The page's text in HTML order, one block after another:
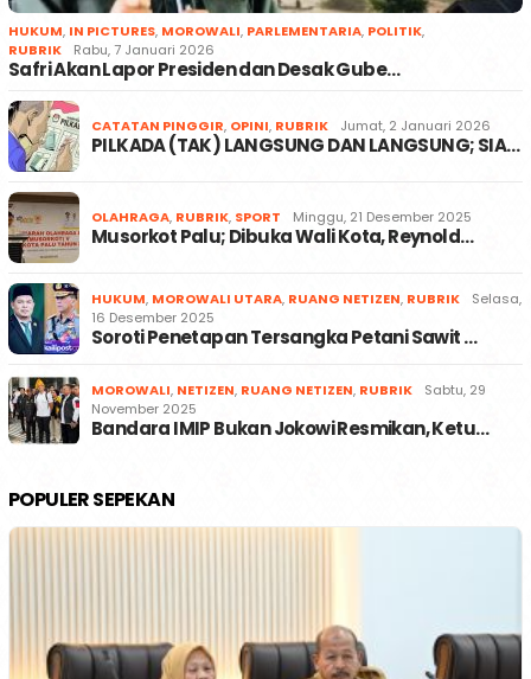
HUKUM, IN PICTURES, MOROWALI, PARLEMENTARIA, POLITIK,
RUBRIK
Rabu, 7 Januari 2026
Safri Akan Lapor Presiden dan Desak Gube…
CATATAN PINGGIR, OPINI, RUBRIK Jumat, 2 Januari 2026
PILKADA (TAK) LANGSUNG DAN LANGSUNG; SIA…
OLAHRAGA, RUBRIK, SPORT Minggu, 21 Desember 2025
Musorkot Palu; Dibuka Wali Kota, Reynold…
HUKUM, MOROWALI UTARA, RUANG NETIZEN, RUBRIK
Selasa,
16 Desember 2025
Soroti Penetapan Tersangka Petani Sawit …
MOROWALI, NETIZEN, RUANG NETIZEN, RUBRIK
Sabtu, 29
November 2025
Bandara IMIP Bukan Jokowi Resmikan, Ketu…
POPULER SEPEKAN